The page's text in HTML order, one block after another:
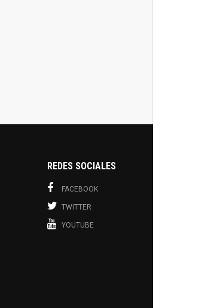
REDES SOCIALES
FACEBOOK
TWITTER
YOUTUBE